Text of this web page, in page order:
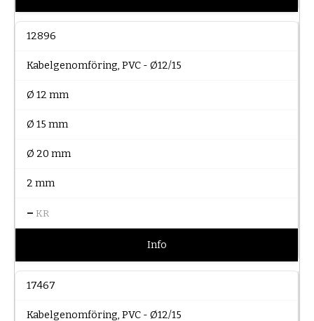
12896
Kabelgenomföring, PVC - Ø12/15
Ø 12 mm
Ø 15 mm
Ø 20 mm
2 mm
– KR
Info
17467
Kabelgenomföring, PVC - Ø12/15